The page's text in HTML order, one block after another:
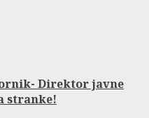
Direktor javne
stranke!